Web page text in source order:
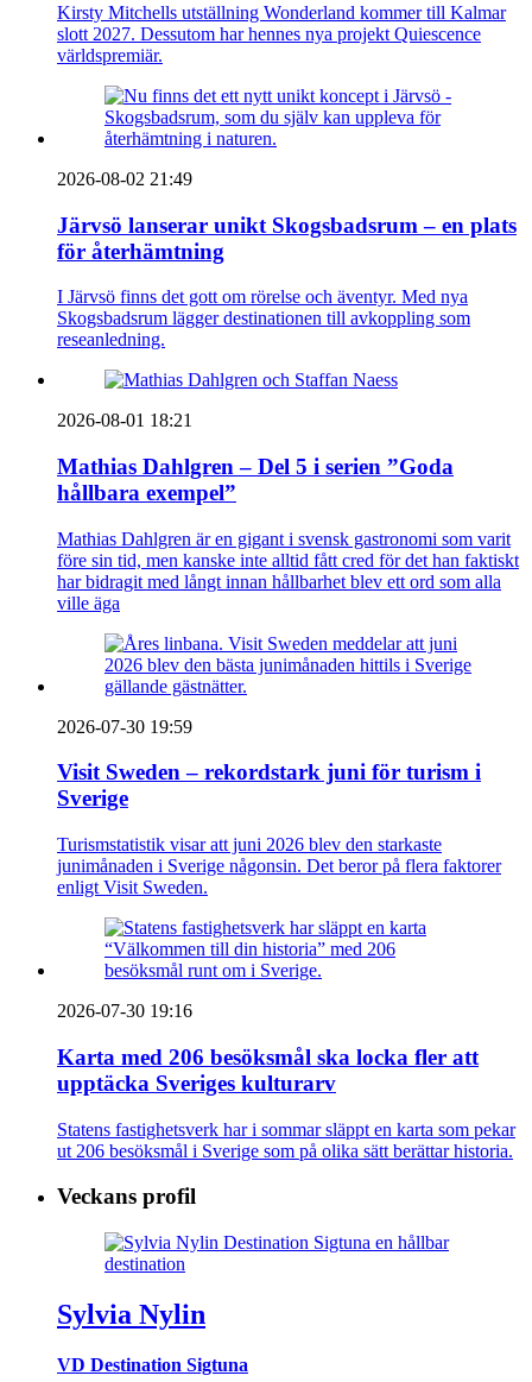
Kirsty Mitchells utställning Wonderland kommer till Kalmar
slott 2027. Dessutom har hennes nya projekt Quiescence
världspremiär.
2026-08-02 21:49
Järvsö lanserar unikt Skogsbadsrum – en plats
för återhämtning
I Järvsö finns det gott om rörelse och äventyr. Med nya
Skogsbadsrum lägger destinationen till avkoppling som
reseanledning.
2026-08-01 18:21
Mathias Dahlgren – Del 5 i serien ”Goda
hållbara exempel”
Mathias Dahlgren är en gigant i svensk gastronomi som varit
före sin tid, men kanske inte alltid fått cred för det han faktiskt
har bidragit med långt innan hållbarhet blev ett ord som alla
ville äga
2026-07-30 19:59
Visit Sweden – rekordstark juni för turism i
Sverige
Turismstatistik visar att juni 2026 blev den starkaste
junimånaden i Sverige någonsin. Det beror på flera faktorer
enligt Visit Sweden.
2026-07-30 19:16
Karta med 206 besöksmål ska locka fler att
upptäcka Sveriges kulturarv
Statens fastighetsverk har i sommar släppt en karta som pekar
ut 206 besöksmål i Sverige som på olika sätt berättar historia.
Veckans profil
Sylvia Nylin
VD Destination Sigtuna